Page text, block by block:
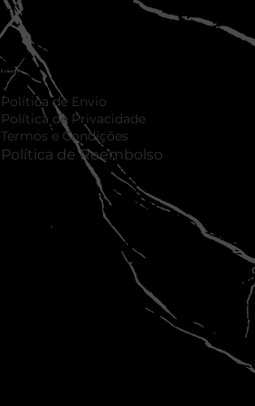
Políticas
Política de Envio
Política de Privacidade
Termos e Condições
Política de Reembolso